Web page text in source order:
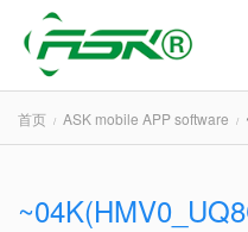
首页 ASK mobile APP software